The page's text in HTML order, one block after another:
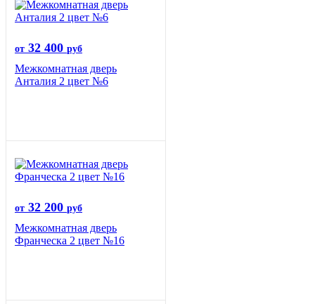
от 32 400 руб
Межкомнатная дверь
Анталия 2 цвет №6
от 32 200 руб
Межкомнатная дверь
Франческа 2 цвет №16